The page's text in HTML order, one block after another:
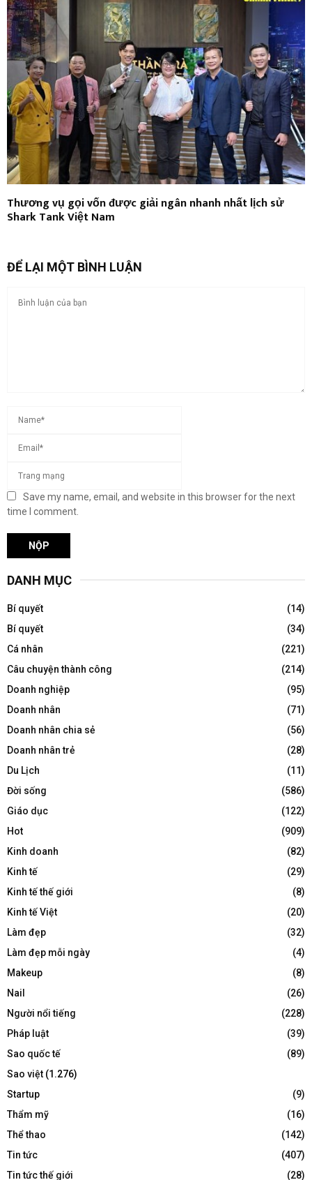
Thương vụ gọi vốn được giải ngân nhanh nhất lịch sử
Shark Tank Việt Nam
ĐỂ LẠI MỘT BÌNH LUẬN
Save my name, email, and website in this browser for the next
time I comment.
DANH MỤC
Bí quyết
(14)
Bí quyết
(34)
Cá nhân
(221)
Câu chuyện thành công
(214)
Doanh nghiệp
(95)
Doanh nhân
(71)
Doanh nhân chia sẻ
(56)
Doanh nhân trẻ
(28)
Du Lịch
(11)
Đời sống
(586)
Giáo dục
(122)
Hot
(909)
Kinh doanh
(82)
Kinh tế
(29)
Kinh tế thế giới
(8)
Kinh tế Việt
(20)
Làm đẹp
(32)
Làm đẹp mỗi ngày
(4)
Makeup
(8)
Nail
(26)
Người nổi tiếng
(228)
Pháp luật
(39)
Sao quốc tế
(89)
Sao việt (1.276)
Startup
(9)
Thẩm mỹ
(16)
Thể thao
(142)
Tin tức
(407)
Tin tức thế giới
(28)